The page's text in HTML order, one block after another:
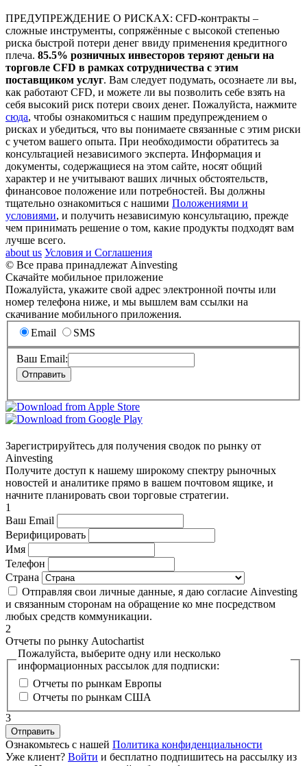
ПРЕДУПРЕЖДЕНИЕ О РИСКАХ: CFD-контракты –
сложные инструменты, сопряжённые с высокой степенью
риска быстрой потери денег ввиду применения кредитного
плеча. 85.5% розничных инвесторов теряют деньги на
торговле CFD в рамках сотрудничества с этим
поставщиком услуг. Вам следует подумать, осознаете ли вы,
как работают CFD, и можете ли вы позволить себе взять на
себя высокий риск потери своих денег. Пожалуйста, нажмите
сюда, чтобы ознакомиться с нашим предупреждением о
рисках и убедиться, что вы понимаете связанные с этим риски
с учетом вашего опыта. При необходимости обратитесь за
консультацией независимого эксперта. Информация и
документы, содержащиеся на этом сайте, носят общий
характер и не учитывают ваших личных обстоятельств,
финансовое положение или потребностей. Вы должны
тщательно ознакомиться с нашими Положениями и
условиями, и получить независимую консультацию, прежде
чем принимать решение о том, какие продукты подходят вам
лучше всего.
about us Условия и Соглашения
© Все права принадлежат Ainvesting
Скачайте мобильное приложение
Пожалуйста, укажите свой адрес электронной почты или
номер телефона ниже, и мы вышлем вам ссылки на
скачивание мобильного приложения.
Email
SMS
Ваш Email:
Зарегистрируйтесь для получения сводок по рынку от
Ainvesting
Получите доступ к нашему широкому спектру рыночных
новостей и аналитике прямо в вашем почтовом ящике, и
начните планировать свои торговые стратегии.
1
Ваш Email
Верифицировать
Имя
Телефон
Страна
Отправляя свои личные данные, я даю согласие Ainvesting
и связанным сторонам на обращение ко мне посредством
любых средств коммуникации.
2
Отчеты по рынку Autochartist
Пожалуйста, выберите одну или несколько
информационных рассылок для подписки:
Отчеты по рынкам Европы
Отчеты по рынкам США
3
Ознакомьтесь с нашей Политика конфиденциальности
Уже клиент? Войти и бесплатно подпишитесь на рассылку из